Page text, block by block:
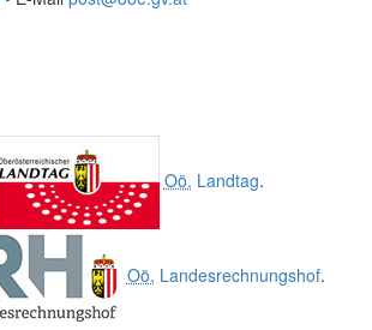
Oö. Landtag.
Oö. Landesrechnungshof.